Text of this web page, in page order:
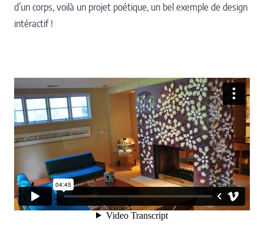
d’un corps, voilà un projet poétique, un bel exemple de design
intéractif !